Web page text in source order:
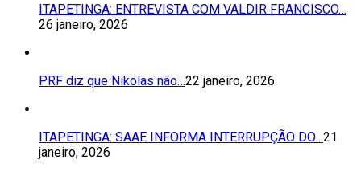
ITAPETINGA: ENTREVISTA COM VALDIR FRANCISCO…
26 janeiro, 2026
PRF diz que Nikolas não…22 janeiro, 2026
ITAPETINGA: SAAE INFORMA INTERRUPÇÃO DO…21
janeiro, 2026